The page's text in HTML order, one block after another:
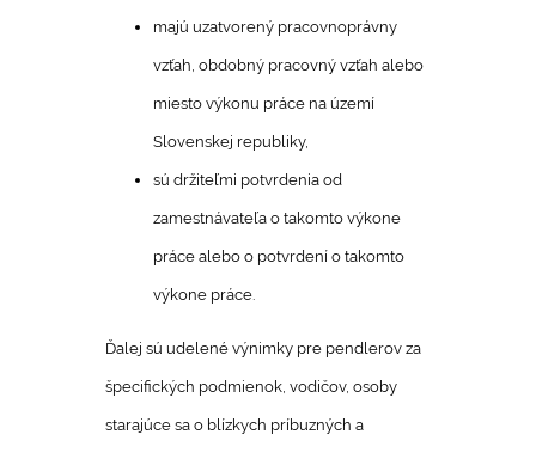
majú uzatvorený pracovnoprávny
vzťah, obdobný pracovný vzťah alebo
miesto výkonu práce na území
Slovenskej republiky,
sú držiteľmi potvrdenia od
zamestnávateľa o takomto výkone
práce alebo o potvrdení o takomto
výkone práce.
Ďalej sú udelené výnimky pre pendlerov za
špecifických podmienok, vodičov, osoby
starajúce sa o blízkych príbuzných a